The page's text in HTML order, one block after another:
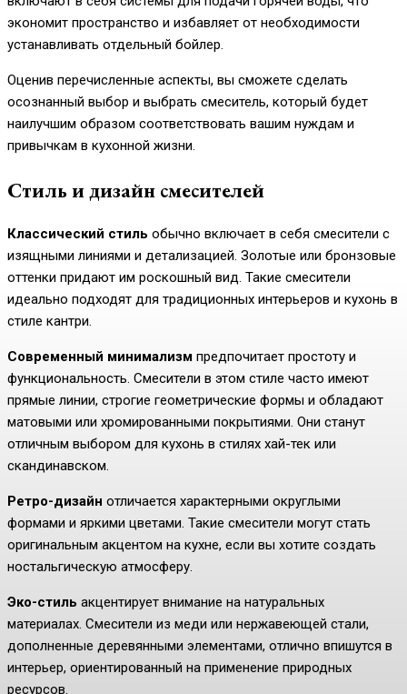
экономит пространство и избавляет от необходимости
устанавливать отдельный бойлер.
Оценив перечисленные аспекты, вы сможете сделать
осознанный выбор и выбрать смеситель, который будет
наилучшим образом соответствовать вашим нуждам и
привычкам в кухонной жизни.
Стиль и дизайн смесителей
Классический стиль обычно включает в себя смесители с
изящными линиями и детализацией. Золотые или бронзовые
оттенки придают им роскошный вид. Такие смесители
идеально подходят для традиционных интерьеров и кухонь в
стиле кантри.
Современный минимализм предпочитает простоту и
функциональность. Смесители в этом стиле часто имеют
прямые линии, строгие геометрические формы и обладают
матовыми или хромированными покрытиями. Они станут
отличным выбором для кухонь в стилях хай-тек или
скандинавском.
Ретро-дизайн отличается характерными округлыми
формами и яркими цветами. Такие смесители могут стать
оригинальным акцентом на кухне, если вы хотите создать
ностальгическую атмосферу.
Эко-стиль акцентирует внимание на натуральных
материалах. Смесители из меди или нержавеющей стали,
дополненные деревянными элементами, отлично впишутся в
интерьер, ориентированный на применение природных
ресурсов.